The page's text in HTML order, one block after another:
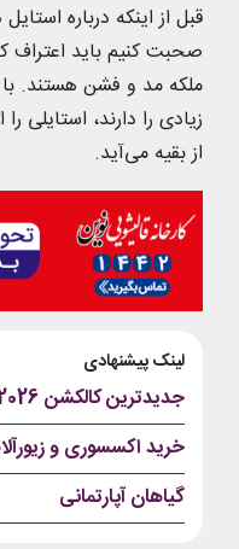
قبل از اینکه درباره
صحبت کنیم باید اعتراف
ملکه مد و فشن هستند.
زیادی را دارند، استایلی
از بقیه می‌آید.
لینک پیشنهادی
جدیدترین کالکشن 2026 دستبند نقره پاندورا
خرید اکسسوری و
گیاهان آپارتمانی